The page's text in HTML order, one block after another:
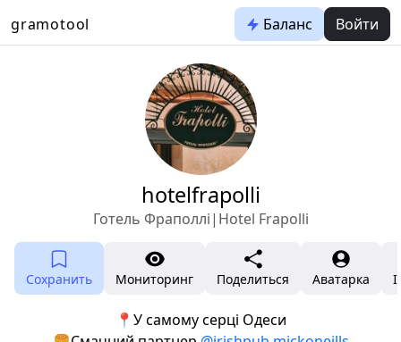
gramotool Баланс Войти
hotelfrapolli
Готель Фраполлі|Hotel Frapolli
Сохранить Мониторинг Поделиться Аватарка
📍У самому серці Одеси